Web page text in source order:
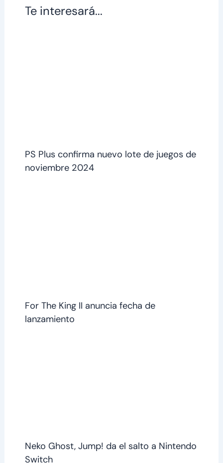
Te interesará...
PS Plus confirma nuevo lote de juegos de
noviembre 2024
For The King II anuncia fecha de
lanzamiento
Neko Ghost, Jump! da el salto a Nintendo
Switch